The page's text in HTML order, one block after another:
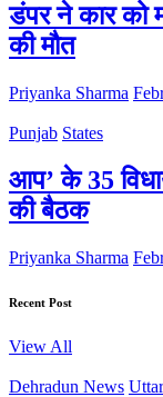
डंपर ने कार को
की मौत
Priyanka Sharma
Punjab States
आप’ के 35
की बैठक
Priyanka Sharma
Recent Post
View All
Dehradun News